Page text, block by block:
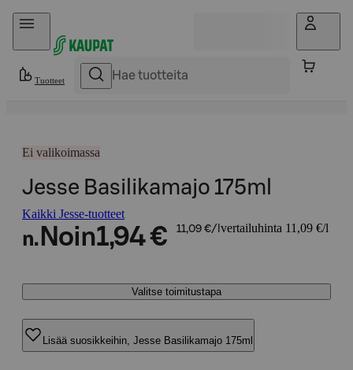
Hyppää sisältöön
Tuotteet
Ei valikoimassa
Jesse Basilikamajo 175ml
Kaikki Jesse-tuotteet
n. Noin1,94 € 11,09 €/l vertailuhinta 11,09 €/l
Valitse toimitustapa
Lisää suosikkeihin, Jesse Basilikamajo 175ml